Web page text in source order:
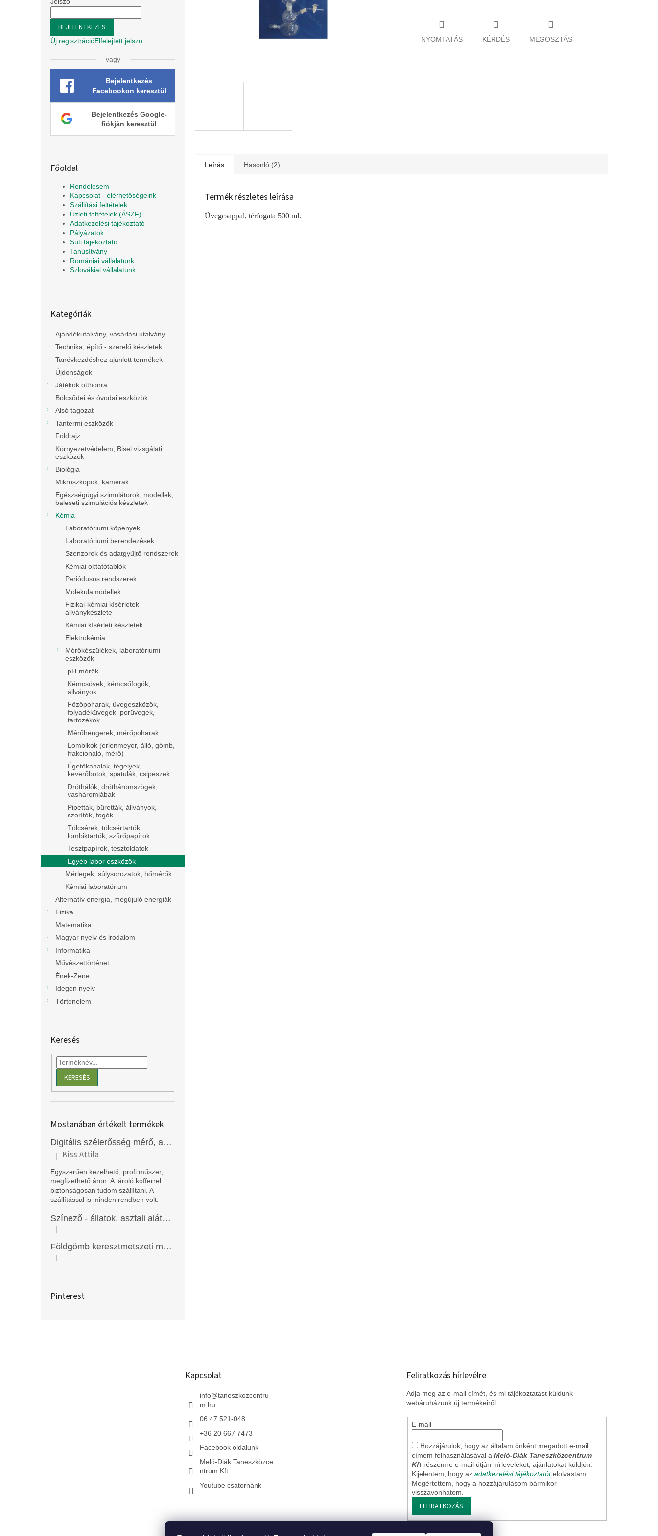
BEJELENTKEZÉS
Új regisztrációElfelejtett jelszó
vagy
Bejelentkezés
Facebookon keresztül
Bejelentkezés Google-
fiókján keresztül
Főoldal
Rendelésem
Kapcsolat - elérhetőségeink
Szállítási feltételek
Üzleti feltételek (ÁSZF)
Adatkezelési tájékoztató
Pályázatok
Süti tájékoztató
Tanúsítvány
Romániai vállalatunk
Szlovákiai vállalatunk
átugrása
Kategóriák
Ajándékutalvány, vásárlási utalvány
Technika, építő - szerelő készletek
Tanévkezdéshez ajánlott termékek
Újdonságok
Játékok otthonra
Bölcsődei és óvodai eszközök
Alsó tagozat
Tantermi eszközök
Földrajz
Környezetvédelem, Bisel vizsgálati
eszközök
Biológia
Mikroszkópok, kamerák
Egészségügyi szimulátorok, modellek,
baleseti szimulációs készletek
Kémia
Laboratóriumi köpenyek
Laboratóriumi berendezések
Szenzorok és adatgyűjtő rendszerek
Kémiai oktatótablók
Periódusos rendszerek
Molekulamodellek
Fizikai-kémiai kísérletek
állványkészlete
Kémiai kísérleti készletek
Elektrokémia
Mérőkészülékek, laboratóriumi
eszközök
pH-mérők
Kémcsövek, kémcsőfogók,
állványok
Főzőpoharak, üvegeszközök,
folyadéküvegek, porüvegek,
tartozékok
Mérőhengerek, mérőpoharak
Lombikok (erlenmeyer, álló, gömb,
frakcionáló, mérő)
Égetőkanalak, tégelyek,
keverőbotok, spatulák, csipeszek
Dróthálók, drótháromszögek,
vasháromlábak
Pipetták, büretták, állványok,
szorítók, fogók
Tölcsérek, tölcsértartók,
lombiktartók, szűrőpapírok
Tesztpapírok, tesztoldatok
Egyéb labor eszközök
Mérlegek, súlysorozatok, hőmérők
Kémiai laboratórium
Alternatív energia, megújuló energiák
Fizika
Matematika
Magyar nyelv és irodalom
Informatika
Művészettörténet
Ének-Zene
Idegen nyelv
Történelem
Keresés
KERESÉS
Mostanában értékelt termékek
Digitális szélerősség mérő, anemométer, EM2250
A termék értékelése 5-ből 5 csillag.
| Kiss Attila
Egyszerűen kezelhető, profi műszer,
megfizethető áron. A tároló kofferrel
biztonságosan tudom szállítani. A
szállítással is minden rendben volt.
Színező - állatok, asztali alátét, Funny Mat
A termék értékelése 5-ből 5 csillag.
|
Földgömb keresztmetszeti modell
A termék értékelése 5-ből 5 csillag.
|
Pinterest
NYOMTATÁS KÉRDÉS MEGOSZTÁS
Leírás Hasonló (2)
Termék részletes leírása
Üvegcsappal, térfogata 500 ml.
Kapcsolat
info@taneszkozcentru
m.hu
06 47 521-048
+36 20 667 7473
Facebook oldalunk
Meló-Diák Taneszközce
ntrum Kft
Youtube csatornánk
Feliratkozás hírlevélre
Adja meg az e-mail címét, és mi tájékoztatást küldünk
webáruházunk új termékeiről.
E-mail
Hozzájárulok, hogy az általam önként megadott e-mail
címem felhasználásával aMeló-Diák Taneszközcentrum
Kft részemre e-mail útján hírleveleket, ajánlatokat küldjön.
Kijelentem, hogy azadatkezelési tájékoztatót elolvastam.
Megértettem, hogy a hozzájárulásom bármikor
visszavonhatom.
FELIRATKOZÁS